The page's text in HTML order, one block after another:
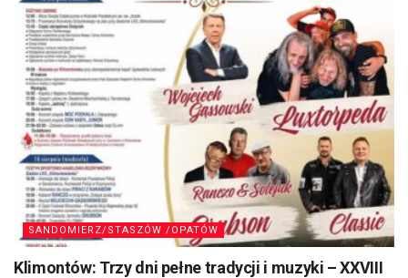
SANDOMIERZ/STASZÓW /OPATÓW
Klimontów: Trzy dni pełne tradycji i muzyki – XXVIII